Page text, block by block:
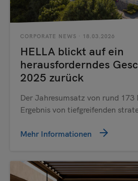
CORPORATE NEWS · 18.03.2026
HELLA blickt auf ein
herausforderndes
2025 zurück
Der Jahresumsatz von rund 173
Ergebnis von tiefgreifenden
Mehr Informationen